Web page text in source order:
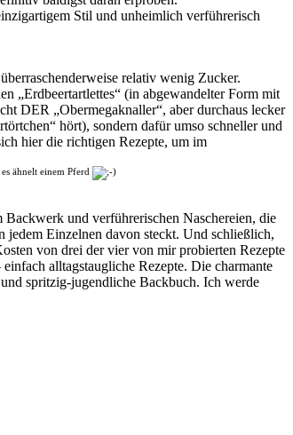
Stil und unheimlich verführerisch
relativ wenig Zucker.
„Erdbeertartlettes“ (in abgewandelter Form mit
DER „Obermegaknaller“, aber durchaus lecker
hört), sondern dafür umso schneller und
hier die richtigen Rezepte, um im
ähnelt einem Pferd
Backwerk und verführerischen Naschereien, die
jedem Einzelnen davon steckt. Und schließlich,
von drei der vier von mir probierten Rezepte
alltagstaugliche Rezepte. Die charmante
spritzig-jugendliche Backbuch. Ich werde